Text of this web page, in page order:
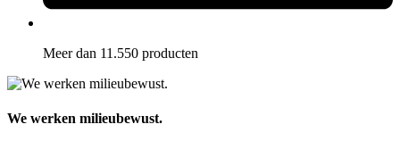
Meer dan 11.550 producten
We werken milieubewust.